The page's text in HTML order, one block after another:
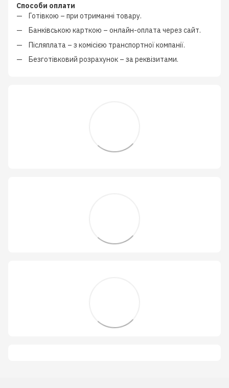
Способи оплати
Готівкою – при отриманні товару.
Банківською карткою – онлайн-оплата через сайт.
Післяплата – з комісією транспортної компанії.
Безготівковий розрахунок – за реквізитами.